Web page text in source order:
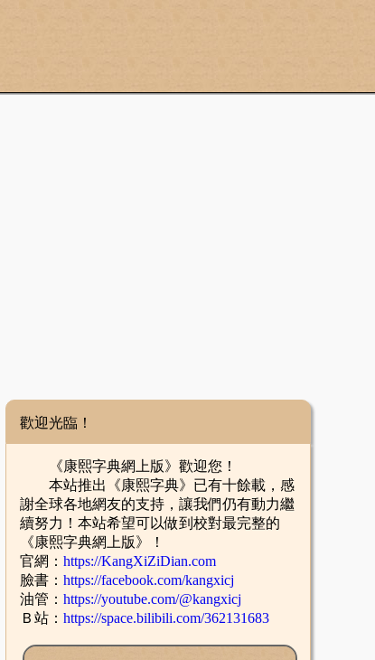
歡迎光臨！
《康熙字典網上版》歡迎您！
本站推出《康熙字典》已有十餘載，感
謝全球各地網友的支持，讓我們仍有動力繼
續努力！本站希望可以做到校對最完整的
《康熙字典網上版》！
官網： https://KangXiZiDian.com
臉書： https://facebook.com/kangxicj
油管： https://youtube.com/@kangxicj
Ｂ站： https://space.bilibili.com/362131683